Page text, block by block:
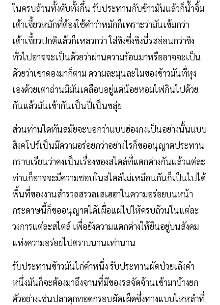
ในครบถ้วนทั้งตับทั้งกึ๋น รับประทานกับข้าวมันแล้วก็น้ำจิ้ม
เต้าเจี้ยวหมักที่ต้องใช้คำว่าหมักก็เพราะว่ามันเข้มกว่า
เต้าเจี้ยวปกติแล้วก็เหลวกว่า ใส่ขิงซึ่งขิงนี่รสอ่อนกว่าขิง
ทั่วไปอาจจะเป็นด้วยว่าผ่านความร้อนมาหรืออาจจะเป็น
ด้วยว่าเขาดองมาก็ตาม ความละมุนละไมของข้าวมันที่หุง
เองด้วยเตาถ่านมีมันเคลือบอยู่แต่น้อยหอมไฟกินไปด้วย
กันแล้วมันเข้ากันเป็นปี่เป็นขลุ่ย
ส่วนท่านใดทันสมัยจะบอกว่าแบบฮ่องกงเป็นอย่างนั้นแบบ
สิงคโปร์เป็นมีความอร่อยกว่าอย่างไรก็ขออนุญาตประทาน
กราบเรียนว่าคงเป็นเรื่องของสไตล์ที่แตกต่างกันแล้วแต่ละ
ท่านก็อาจจะมีความชอบในสไตล์ไม่เหมือนกันก็เป็นไปได้
พื้นที่ของงานสำรวลสรวลเสเฮฮาในความอร่อยบนหน้า
กระดาษนี้ก็ขออนุญาตได้เผื่อแผ่ไปให้ครบถ้วนในแต่ละ
วงการแต่ละสไตล์ เพื่อยังความแตกต่างให้ยืนอยู่บนสังคม
แห่งความอร่อยไปตราบนานเท่านาน
รับประทานข้าวมันไก่คำหนึ่ง รับประทานผัดป่วยเล้งคำ
หนึ่งมันก็จะต้องมาถึงจานที่มีของรสจัดจ้านเข้ามาบ้างยก
ตัวอย่างเช่นปลาดุกทอดกรอบผัดเผ็ดซึ่งทางแบบไหหลำที่